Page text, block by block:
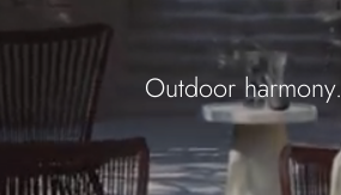
Outdoor harmony.